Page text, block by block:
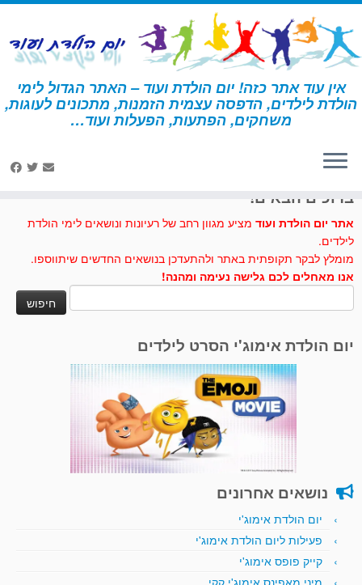
דלג
לתוכן
אין עוד אתר כזה! יום הולדת ועוד – האתר הגדול לימי
הולדת לילדים, הדפסה עצמית הזמנות, מתכונים לעוגות,
משחקים, הפתעות, הפעלות ועוד… דף הבית » קישוט פרחים
ברוכים הבאים!
אתר יום הולדת ועוד מציע מגוון רחב של רעיונות ונושאים לימי הולדת
לילדים.
מומלץ לבקר תקופתית באתר ולהתעדכן בנושאים החדשים שיתווספו.
אנו מאחלים לכם גלישה נעימה ומהנה!
יום הולדת אימוג'י הסרט לילדים
נושאים אחרונים
יום הולדת אימוג'י
פעילות ליום הולדת אימוג'י
קייק פופס אימוג'י
מיני מאפינס אימוג'י קקי